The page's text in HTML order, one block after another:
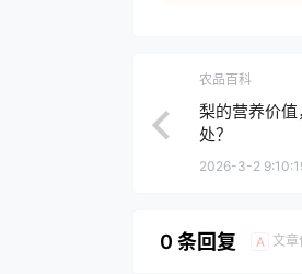
农品百科
梨的营养价
处？
2026-3-2
0 条回复 A 文章